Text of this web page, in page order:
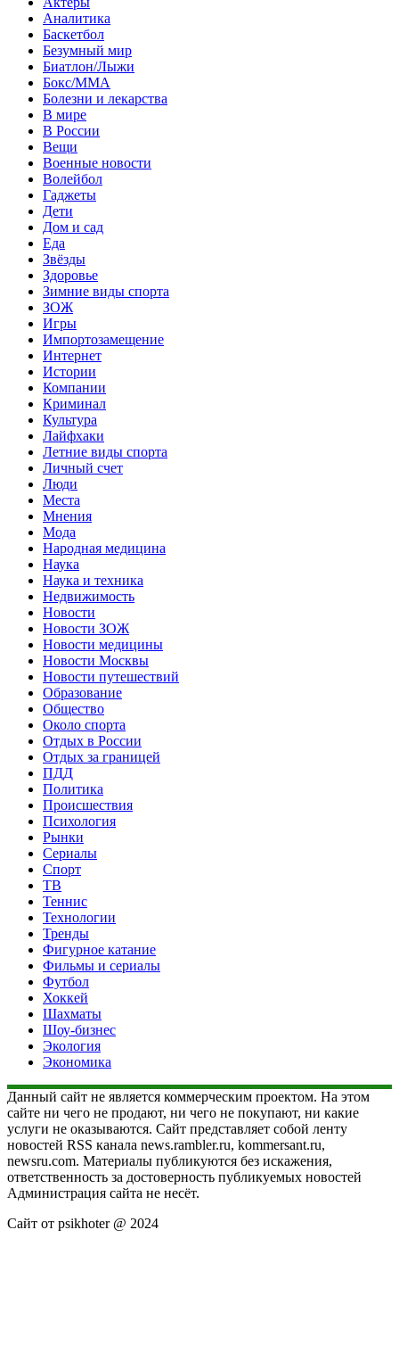
Аналитика
Баскетбол
Безумный мир
Биатлон/Лыжи
Бокс/MMA
Болезни и лекарства
В мире
В России
Вещи
Военные новости
Волейбол
Гаджеты
Дети
Дом и сад
Еда
Звёзды
Здоровье
Зимние виды спорта
ЗОЖ
Игры
Импортозамещение
Интернет
Истории
Компании
Криминал
Культура
Лайфхаки
Летние виды спорта
Личный счет
Люди
Места
Мнения
Мода
Народная медицина
Наука
Наука и техника
Недвижимость
Новости
Новости ЗОЖ
Новости медицины
Новости Москвы
Новости путешествий
Образование
Общество
Около спорта
Отдых в России
Отдых за границей
ПДД
Политика
Происшествия
Психология
Рынки
Сериалы
Спорт
ТВ
Теннис
Технологии
Тренды
Фигурное катание
Фильмы и сериалы
Футбол
Хоккей
Шахматы
Шоу-бизнес
Экология
Экономика
Данный сайт не является коммерческим проектом. На этом
сайте ни чего не продают, ни чего не покупают, ни какие
услуги не оказываются. Сайт представляет собой ленту
новостей RSS канала news.rambler.ru, kommersant.ru,
newsru.com. Материалы публикуются без искажения,
ответственность за достоверность публикуемых новостей
Администрация сайта не несёт.
Сайт от psikhoter @ 2024